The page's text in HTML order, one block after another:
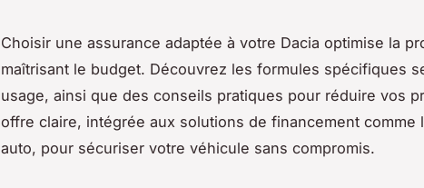
Choisir une assurance adaptée à votre Dacia optimise la
maîtrisant le budget. Découvrez les formules spécifiques
usage, ainsi que des conseils pratiques pour réduire vos
offre claire, intégrée aux solutions de financement comme
auto, pour sécuriser votre véhicule sans compromis.